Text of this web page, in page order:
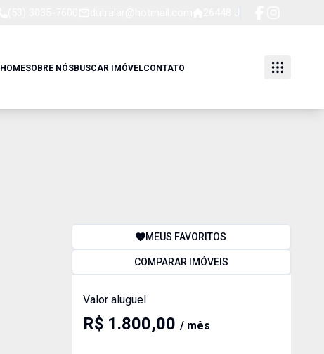
HOMESOBRE NÓSBUSCAR IMÓVELCONTATO
MEUS FAVORITOS
COMPARAR IMÓVEIS
Valor aluguel
R$ 1.800,00 / mês